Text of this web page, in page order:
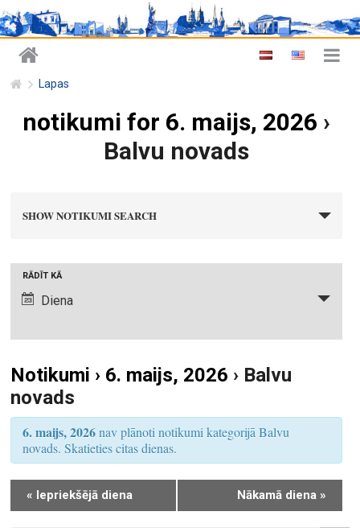
Lapas
notikumi for 6. maijs, 2026 ›
Balvu novads
i
S
e
a
c
h
a
SHOW NOTIKUMI SEARCH
i
u
m
s
i
e
RĀDĪT KĀ
Diena
Notikumi › 6. maijs, 2026 › Balvu
novads
6. maijs, 2026nav plānoti notikumi kategorijā Balvu
novads. Skatieties citas dienas.
« Iepriekšējā diena Nākamā diena »